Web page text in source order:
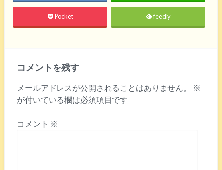
Pocket feedly
コメントを残す
メールアドレスが公開されることはありません。
※
が付いている欄は必須項目です
コメント ※